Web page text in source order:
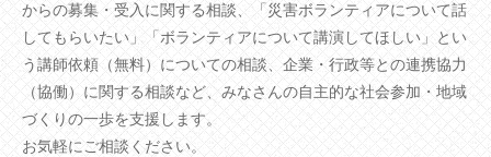
からの募集・受入に関する相談、「災害ボランティアについて話
してもらいたい」「ボランティアについて講演してほしい」とい
う講師依頼（無料）についての相談、企業・行政等との連携協力
（協働）に関する相談など、みなさんの自主的な社会参加・地域
づくりの一歩を支援します。
お気軽にご相談ください。